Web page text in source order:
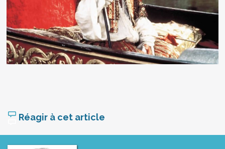
Réagir à cet article